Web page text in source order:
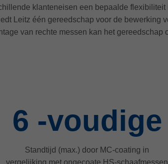
klanteneisen een bepaalde
Leitz één gereedschap voor de bewerking
van rechte messen kan het gereedschap
6 -voudige
Standtijd (max.) door MC-coating in
vergelijking met ongecoate HS-schaafmessen